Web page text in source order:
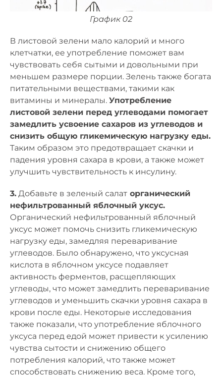
График 02
В листовой зелени мало калорий и много
клетчатки, ее употребление поможет вам
чувствовать себя сытыми и довольными при
меньшем размере порции. Зелень также богата
питательными веществами, такими как
витамины и минералы. Употребление
листовой зелени перед углеводами помогает
замедлить усвоение сахаров из углеводов и
снизить общую гликемическую нагрузку еды.
Таким образом это предотвращает скачки и
падения уровня сахара в крови, а также может
улучшить чувствительность к инсулину.
3. Добавьте в зеленый салат органический
нефильтрованный яблочный уксус.
Органический нефильтрованный яблочный
уксус может помочь снизить гликемическую
нагрузку еды, замедляя переваривание
углеводов. Было обнаружено, что уксусная
кислота в яблочном уксусе подавляет
активность ферментов, расщепляющих
углеводы, что может замедлить переваривание
углеводов и уменьшить скачки уровня сахара в
крови после еды. Некоторые исследования
также показали, что употребление яблочного
уксуса перед едой может привести к усилению
чувства сытости и снижению общего
потребления калорий, что также может
способствовать снижению веса. Кроме того,